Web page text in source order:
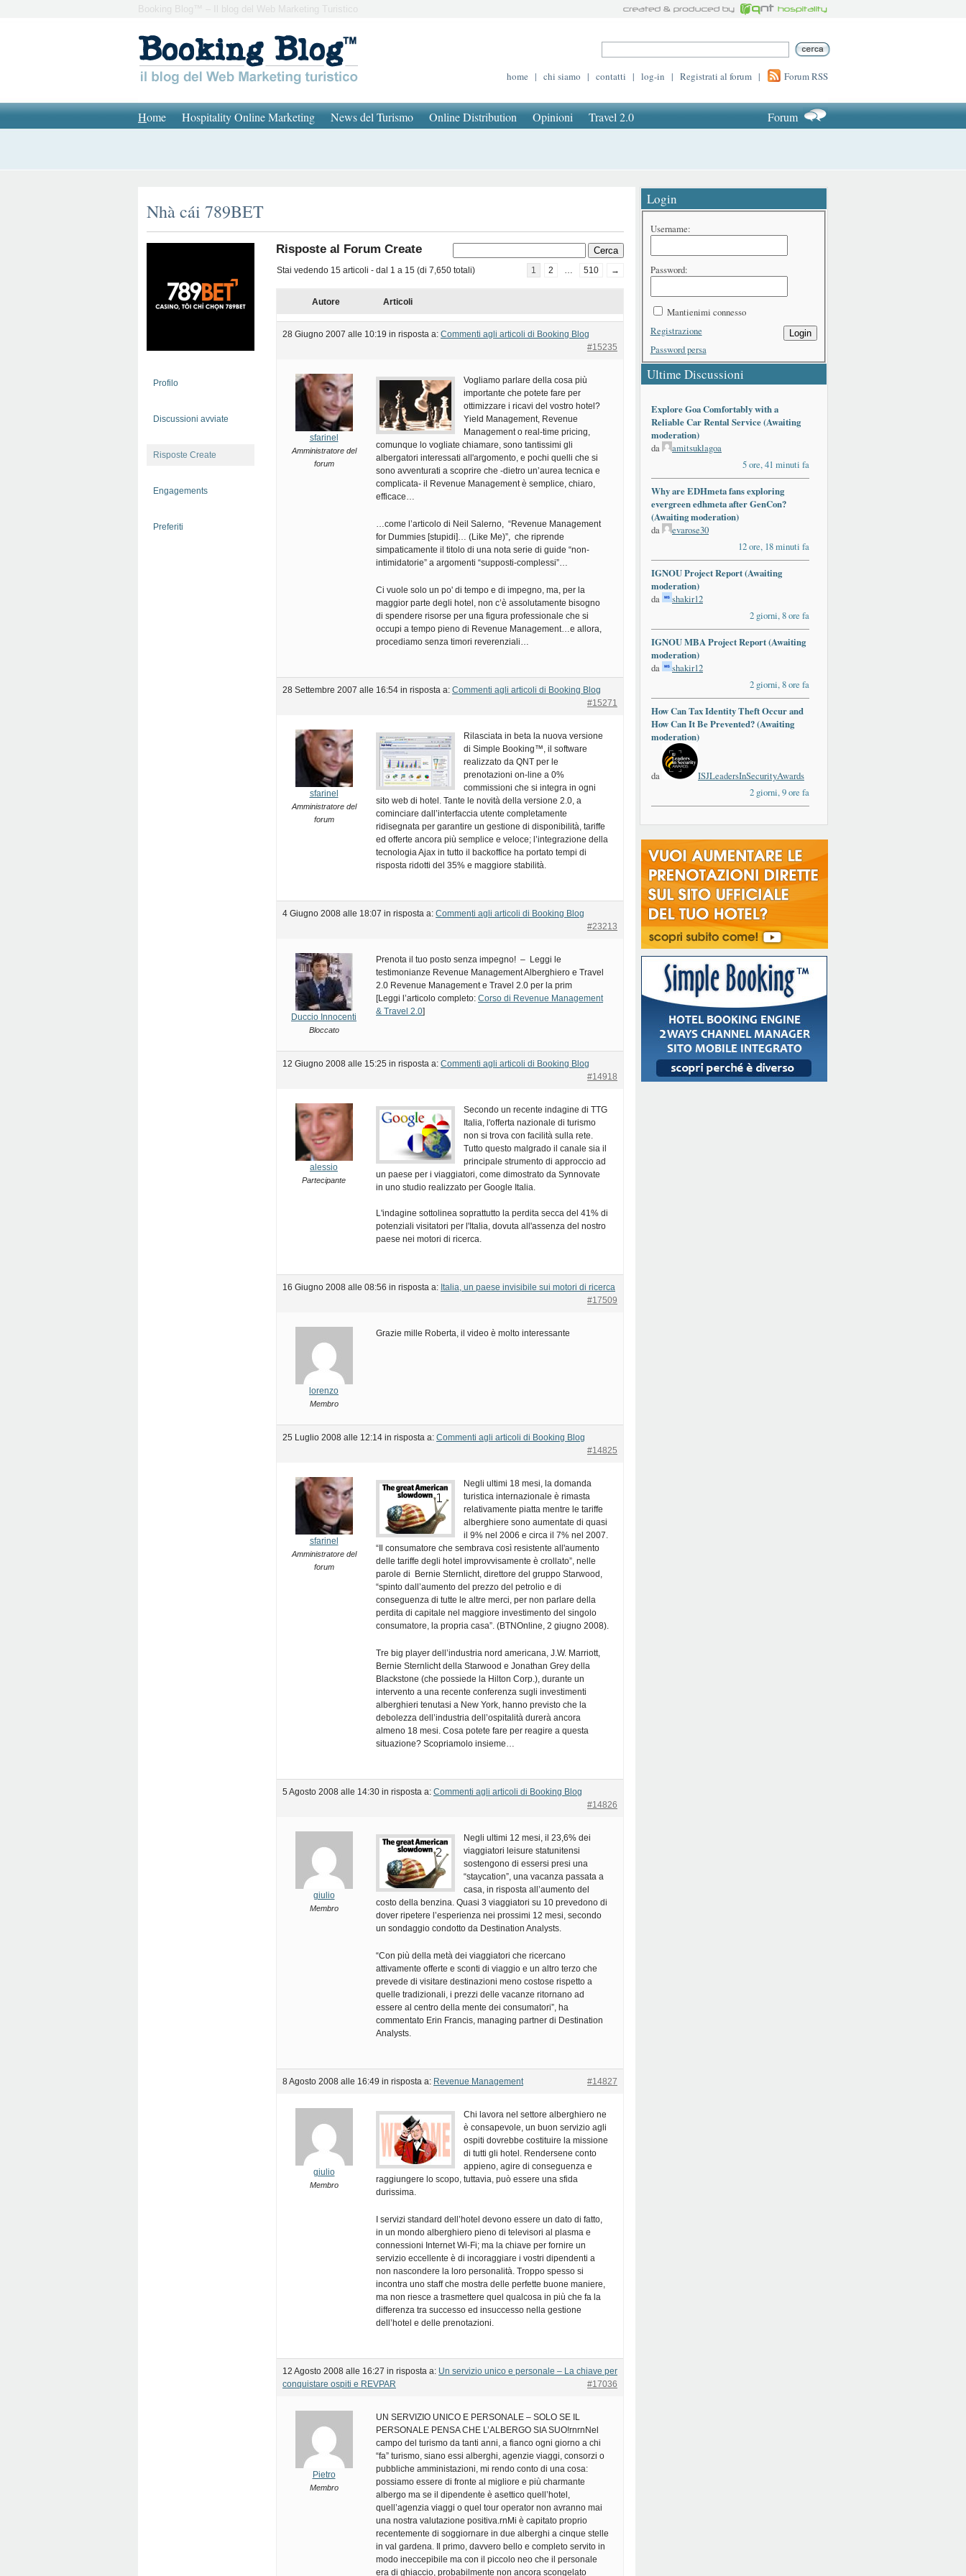
Booking Blog™ – Il blog del Web Marketing Turistico
home | chi siamo | contatti | log-in | Registrati al forum | Forum RSS
Home Hospitality Online Marketing News del Turismo Online Distribution Opinioni Travel 2.0 Forum
Nhà cái 789BET
Profilo
Discussioni avviate
Risposte Create
Engagements
Preferiti
Risposte al Forum Create
Stai vedendo 15 articoli - dal 1 a 15 (di 7,650 totali) 1 2 … 510 →
Autore Articoli
28 Giugno 2007 alle 10:19 in risposta a: Commenti agli articoli di Booking Blog
#15235
sfarinel
Amministratore del
forum
Vogliamo parlare della cosa più
importante che potete fare per
ottimizzare i ricavi del vostro hotel?
Yield Management, Revenue
Management o real-time pricing,
comunque lo vogliate chiamare, sono tantissimi gli
albergatori interessati all'argomento, e pochi quelli che si
sono avventurati a scoprire che -dietro un’aurea tecnica e
complicata- il Revenue Management è semplice, chiaro,
efficace…
…come l’articolo di Neil Salerno, “Revenue Management
for Dummies [stupidi]… (Like Me)”, che riprende
simpaticamente il titolo di una nota serie di guide “non-
intimidatorie” a argomenti “supposti-complessi”…
Ci vuole solo un po' di tempo e di impegno, ma, per la
maggior parte degli hotel, non c’è assolutamente bisogno
di spendere risorse per una figura professionale che si
occupi a tempo pieno di Revenue Management…e allora,
procediamo senza timori reverenziali…
28 Settembre 2007 alle 16:54 in risposta a: Commenti agli articoli di Booking Blog
#15271
sfarinel
Amministratore del
forum
Rilasciata in beta la nuova versione
di Simple Booking™, il software
realizzato da QNT per le
prenotazioni on-line a 0%
commissioni che si integra in ogni
sito web di hotel. Tante le novità della versione 2.0, a
cominciare dall’interfaccia utente completamente
ridisegnata per garantire un gestione di disponibilità, tariffe
ed offerte ancora più semplice e veloce; l’integrazione della
tecnologia Ajax in tutto il backoffice ha portato tempi di
risposta ridotti del 35% e maggiore stabilità.
4 Giugno 2008 alle 18:07 in risposta a: Commenti agli articoli di Booking Blog
#23213
Duccio Innocenti
Bloccato
Prenota il tuo posto senza impegno! – Leggi le
testimonianze Revenue Management Alberghiero e Travel
2.0 Revenue Management e Travel 2.0 per la prim
[Leggi l’articolo completo: Corso di Revenue Management
& Travel 2.0]
12 Giugno 2008 alle 15:25 in risposta a: Commenti agli articoli di Booking Blog
#14918
alessio
Partecipante
Secondo un recente indagine di TTG
Italia, l'offerta nazionale di turismo
non si trova con facilità sulla rete.
Tutto questo malgrado il canale sia il
principale strumento di approccio ad
un paese per i viaggiatori, come dimostrato da Synnovate
in uno studio realizzato per Google Italia.
L'indagine sottolinea soprattutto la perdita secca del 41% di
potenziali visitatori per l'Italia, dovuta all'assenza del nostro
paese nei motori di ricerca.
16 Giugno 2008 alle 08:56 in risposta a: Italia, un paese invisibile sui motori di ricerca
#17509
lorenzo
Membro
Grazie mille Roberta, il video è molto interessante
25 Luglio 2008 alle 12:14 in risposta a: Commenti agli articoli di Booking Blog
#14825
sfarinel
Amministratore del
forum
Negli ultimi 18 mesi, la domanda
turistica internazionale è rimasta
relativamente piatta mentre le tariffe
alberghiere sono aumentate di quasi
il 9% nel 2006 e circa il 7% nel 2007.
“Il consumatore che sembrava così resistente all'aumento
delle tariffe degli hotel improvvisamente è crollato”, nelle
parole di Bernie Sternlicht, direttore del gruppo Starwood,
“spinto dall’aumento del prezzo del petrolio e di
conseguenza di tutte le altre merci, per non parlare della
perdita di capitale nel maggiore investimento del singolo
consumatore, la propria casa”. (BTNOnline, 2 giugno 2008).
Tre big player dell’industria nord americana, J.W. Marriott,
Bernie Sternlicht della Starwood e Jonathan Grey della
Blackstone (che possiede la Hilton Corp.), durante un
intervento a una recente conferenza sugli investimenti
alberghieri tenutasi a New York, hanno previsto che la
debolezza dell’industria dell’ospitalità durerà ancora
almeno 18 mesi. Cosa potete fare per reagire a questa
situazione? Scopriamolo insieme…
5 Agosto 2008 alle 14:30 in risposta a: Commenti agli articoli di Booking Blog
#14826
giulio
Membro
Negli ultimi 12 mesi, il 23,6% dei
viaggiatori leisure statunitensi
sostengono di essersi presi una
“staycation”, una vacanza passata a
casa, in risposta all’aumento del
costo della benzina. Quasi 3 viaggiatori su 10 prevedono di
dover ripetere l’esperienza nei prossimi 12 mesi, secondo
un sondaggio condotto da Destination Analysts.
“Con più della metà dei viaggiatori che ricercano
attivamente offerte e sconti di viaggio e un altro terzo che
prevede di visitare destinazioni meno costose rispetto a
quelle tradizionali, i prezzi delle vacanze ritornano ad
essere al centro della mente dei consumatori”, ha
commentato Erin Francis, managing partner di Destination
Analysts.
8 Agosto 2008 alle 16:49 in risposta a: Revenue Management #14827
giulio
Membro
Chi lavora nel settore alberghiero ne
è consapevole, un buon servizio agli
ospiti dovrebbe costituire la missione
di tutti gli hotel. Rendersene conto
appieno, agire di conseguenza e
raggiungere lo scopo, tuttavia, può essere una sfida
durissima.
I servizi standard dell’hotel devono essere un dato di fatto,
in un mondo alberghiero pieno di televisori al plasma e
connessioni Internet Wi-Fi; ma la chiave per fornire un
servizio eccellente è di incoraggiare i vostri dipendenti a
non nascondere la loro personalità. Troppo spesso si
incontra uno staff che mostra delle perfette buone maniere,
ma non riesce a trasmettere quel qualcosa in più che fa la
differenza tra successo ed insuccesso nella gestione
dell’hotel e delle prenotazioni.
12 Agosto 2008 alle 16:27 in risposta a: Un servizio unico e personale – La chiave per
conquistare ospiti e REVPAR
#17036
Pietro
Membro
UN SERVIZIO UNICO E PERSONALE – SOLO SE IL
PERSONALE PENSA CHE L’ALBERGO SIA SUO!rnrnNel
campo del turismo da tanti anni, a fianco ogni giorno a chi
“fa” turismo, siano essi alberghi, agenzie viaggi, consorzi o
pubbliche amministazioni, mi rendo conto di una cosa:
possiamo essere di fronte al migliore e più charmante
albergo ma se il dipendente è asettico quell’hotel,
quell’agenzia viaggi o quel tour operator non avranno mai
una nostra valutazione positiva.rnMi è capitato proprio
recentemente di soggiornare in due alberghi a cinque stelle
in val gardena. Il primo, davvero bello e completo servito in
modo ineccepibile ma con il piccolo neo che il personale
era di ghiaccio, probabilmente non ancora scongelato
Login
Username:
Password:
Mantienimi connesso
Login
Registrazione
Password persa
Ultime Discussioni
Explore Goa Comfortably with a
Reliable Car Rental Service (Awaiting
moderation)
da
amitsuklagoa
5 ore, 41 minuti fa
Why are EDHmeta fans exploring
evergreen edhmeta after GenCon?
(Awaiting moderation)
da
evarose30
12 ore, 18 minuti fa
IGNOU Project Report (Awaiting
moderation)
da
shakir12
2 giorni, 8 ore fa
IGNOU MBA Project Report (Awaiting
moderation)
da
shakir12
2 giorni, 8 ore fa
How Can Tax Identity Theft Occur and
How Can It Be Prevented? (Awaiting
moderation)
da
ISJLeadersInSecurityAwards
2 giorni, 9 ore fa